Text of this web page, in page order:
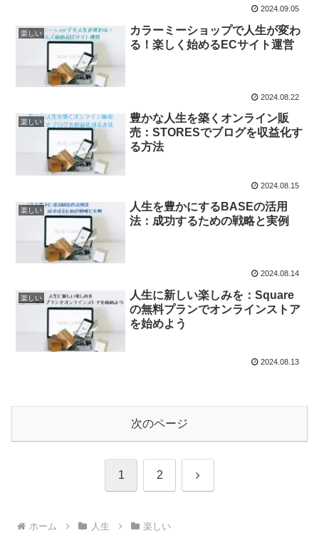
2024.09.05
楽しい
カラーミーショップで人生が変わ
る！楽しく始めるECサイト運営
2024.08.22
楽しい
豊かな人生を築くオンライン販
売：STORESでブログを収益化す
る方法
2024.08.15
楽しい
人生を豊かにするBASEの活用
法：成功するための戦略と実例
2024.08.14
楽しい
人生に新しい楽しみを：Square
の無料プランでオンラインストア
を始めよう
2024.08.13
次のページ
1 2 次
ホーム 人生 楽しい